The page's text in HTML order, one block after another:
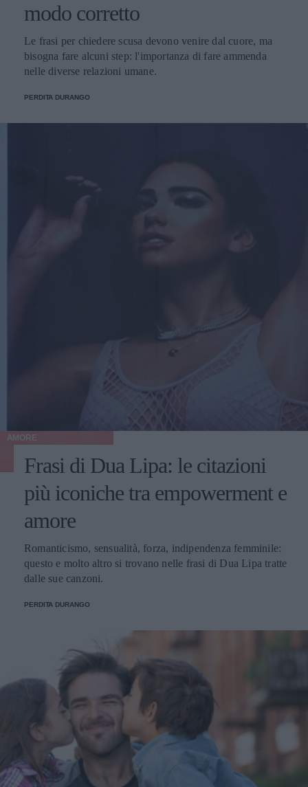
modo corretto
Le frasi per chiedere scusa devono venire dal cuore, ma
bisogna fare alcuni step: l'importanza di fare ammenda
nelle diverse relazioni umane.
PERDITA DURANGO
AMORE
Frasi di Dua Lipa: le citazioni
più iconiche tra empowerment e
amore
Romanticismo, sensualità, forza, indipendenza femminile:
questo e molto altro si trovano nelle frasi di Dua Lipa tratte
dalle sue canzoni.
PERDITA DURANGO